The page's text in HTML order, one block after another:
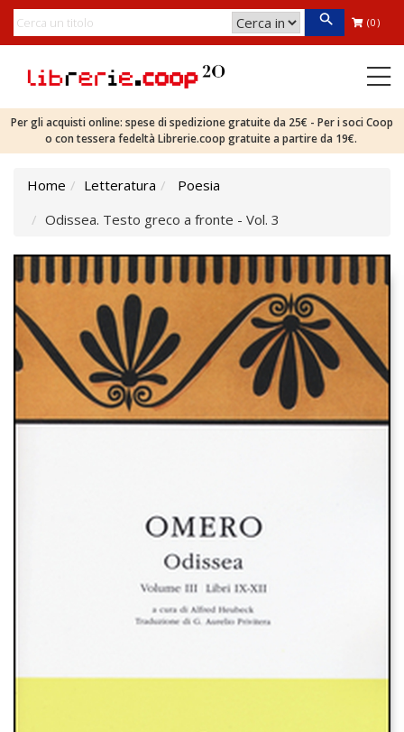
(0)
Per gli acquisti online: spese di spedizione gratuite da 25€ - Per i soci Coop
o con tessera fedeltà Librerie.coop gratuite a partire da 19€.
Home Letteratura
Poesia
Odissea. Testo greco a fronte - Vol. 3